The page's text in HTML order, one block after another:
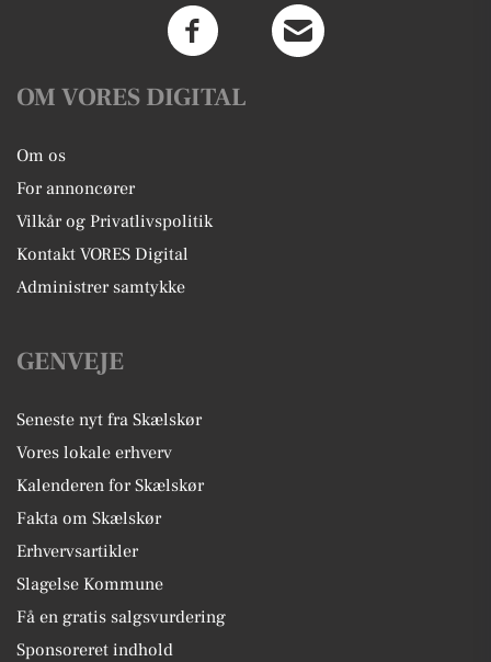
OM VORES DIGITAL
Om os
For annoncører
Vilkår og Privatlivspolitik
Kontakt VORES Digital
Administrer samtykke
GENVEJE
Seneste nyt fra Skælskør
Vores lokale erhverv
Kalenderen for Skælskør
Fakta om Skælskør
Erhvervsartikler
Slagelse Kommune
Få en gratis salgsvurdering
Sponsoreret indhold